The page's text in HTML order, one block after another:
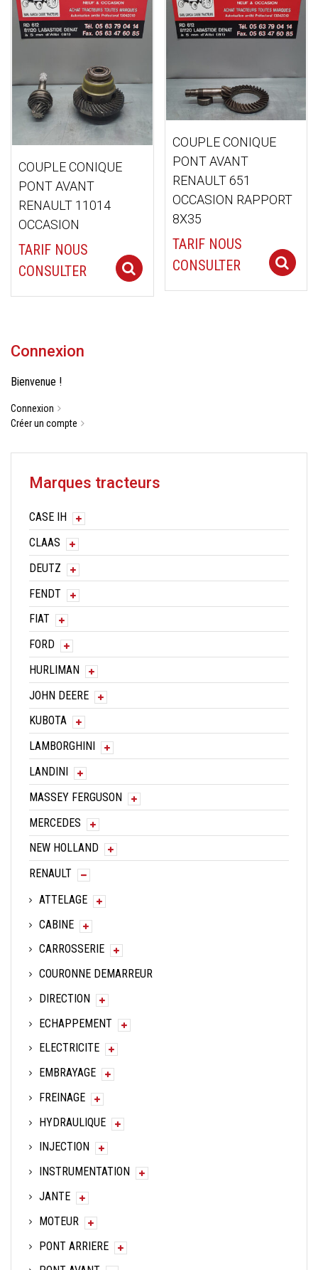
ancien
COUPLE CONIQUE
PONT AVANT
RENAULT 11014
OCCASION
TARIF NOUS
CONSULTER
Select options
COUPLE CONIQUE
PONT AVANT
RENAULT 651
OCCASION RAPPORT
8X35
TARIF NOUS
CONSULTER
Connexion
Bienvenue !
Connexion
Créer un compte
Marques tracteurs
CASE IH
CLAAS
DEUTZ
FENDT
FIAT
FORD
HURLIMAN
JOHN DEERE
KUBOTA
LAMBORGHINI
LANDINI
MASSEY FERGUSON
MERCEDES
NEW HOLLAND
RENAULT
ATTELAGE
CABINE
CARROSSERIE
COURONNE DEMARREUR
DIRECTION
ECHAPPEMENT
ELECTRICITE
EMBRAYAGE
FREINAGE
HYDRAULIQUE
INJECTION
INSTRUMENTATION
JANTE
MOTEUR
PONT ARRIERE